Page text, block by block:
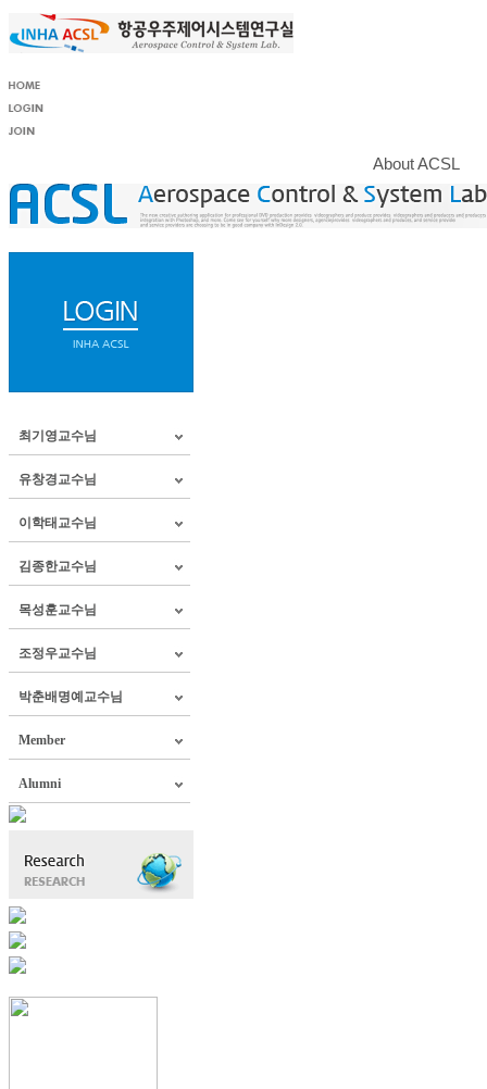
About ACSL
최기영교수님
유창경교수님
이학태교수님
김종한교수님
목성훈교수님
조정우교수님
박춘배명예교수님
Member
Alumni